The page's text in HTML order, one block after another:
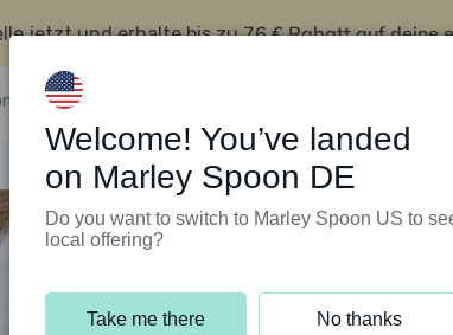
jetzt und erhalte bis zu76 € Rabatt auf deine
Kundenservice
Welcome! You’ve landed
on Marley Spoon DE
Do you want to switch to Marley Spoon US to
local offering?
Take me there No thanks